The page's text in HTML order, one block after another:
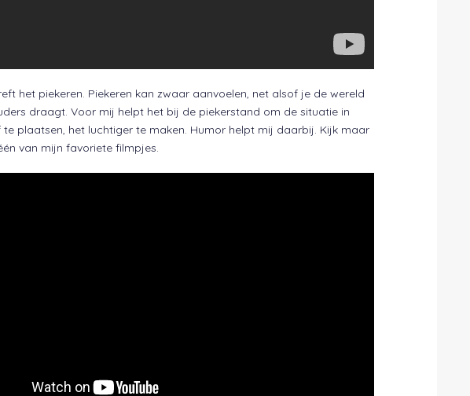
het piekeren. Piekeren kan zwaar aanvoelen, net alsof je de wereld
draagt. Voor mij helpt het bij de piekerstand om de situatie in
te plaatsen, het luchtiger te maken. Humor helpt mij daarbij. Kijk maar
van mijn favoriete filmpjes.